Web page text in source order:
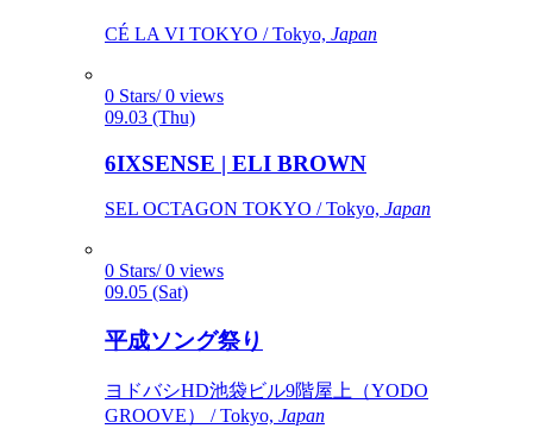
CÉ LA VI TOKYO / Tokyo, Japan
0 Stars/ 0 views
09.03 (Thu)
6IXSENSE | ELI BROWN
SEL OCTAGON TOKYO / Tokyo, Japan
0 Stars/ 0 views
09.05 (Sat)
平成ソング祭り
ヨドバシHD池袋ビル9階屋上（YODO
GROOVE） / Tokyo, Japan